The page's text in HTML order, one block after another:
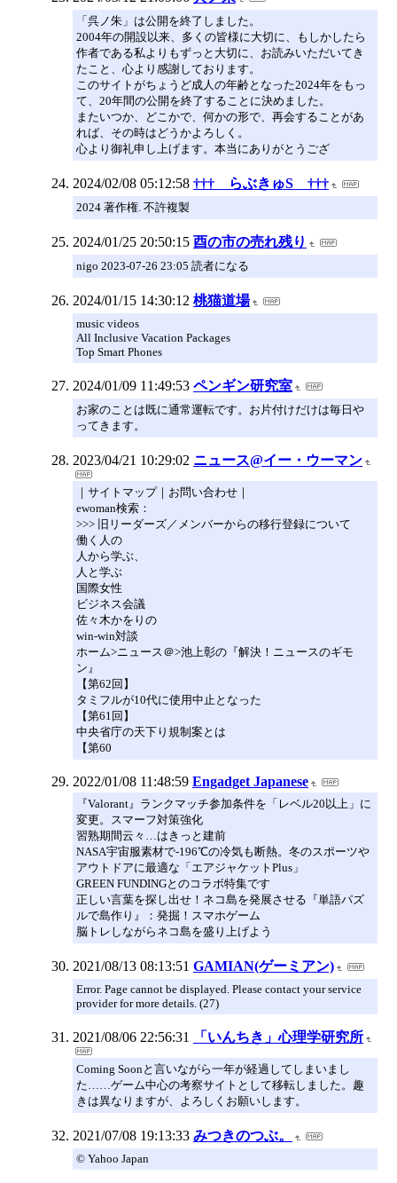
「呉ノ朱」は公開を終了しました。
2004年の開設以来、多くの皆様に大切に、もしかしたら
作者である私よりもずっと大切に、お読みいただいてき
たこと、心より感謝しております。
このサイトがちょうど成人の年齢となった2024年をもっ
て、20年間の公開を終了することに決めました。
またいつか、どこかで、何かの形で、再会することがあ
れば、その時はどうかよろしく。
心より御礼申し上げます。本当にありがとうござ
2024/02/08 05:12:58 ††† らぶきゅS †††
2024 著作権. 不許複製
2024/01/25 20:50:15 酉の市の売れ残り
nigo 2023-07-26 23:05 読者になる
2024/01/15 14:30:12 桃猫道場
music videos
All Inclusive Vacation Packages
Top Smart Phones
2024/01/09 11:49:53 ペンギン研究室
お家のことは既に通常運転です。お片付けだけは毎日や
ってきます。
2023/04/21 10:29:02 ニュース@イー・ウーマン
｜サイトマップ｜お問い合わせ｜
ewoman検索：
>>> 旧リーダーズ／メンバーからの移行登録について
働く人の
人から学ぶ、
人と学ぶ
国際女性
ビジネス会議
佐々木かをりの
win-win対談
ホーム>ニュース＠>池上彰の『解決！ニュースのギモ
ン』
【第62回】
タミフルが10代に使用中止となった
【第61回】
中央省庁の天下り規制案とは
【第60
2022/01/08 11:48:59 Engadget Japanese
『Valorant』ランクマッチ参加条件を「レベル20以上」に
変更。スマーフ対策強化
習熟期間云々…はきっと建前
NASA宇宙服素材で-196℃の冷気も断熱。冬のスポーツや
アウトドアに最適な「エアジャケットPlus」
GREEN FUNDINGとのコラボ特集です
正しい言葉を探し出せ！ネコ島を発展させる『単語パズ
ルで島作り』：発掘！スマホゲーム
脳トレしながらネコ島を盛り上げよう
2021/08/13 08:13:51 GAMIAN(ゲーミアン)
Error. Page cannot be displayed. Please contact your service
provider for more details. (27)
2021/08/06 22:56:31 「いんちき」心理学研究所
Coming Soonと言いながら一年が経過してしまいまし
た……ゲーム中心の考察サイトとして移転しました。趣
きは異なりますが、よろしくお願いします。
2021/07/08 19:13:33 みつきのつぶ。
© Yahoo Japan